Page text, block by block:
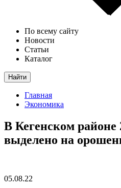
По всему сайту
Новости
Статьи
Каталог
Найти
Главная
Экономика
В Кегенском районе
выделено на
05.08.22